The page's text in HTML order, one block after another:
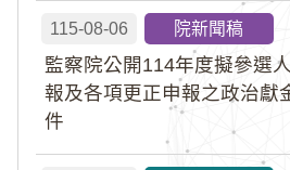
115-08-06 院新聞稿
監察院公開114年度擬參選
報及各項更正申報之政治獻
件